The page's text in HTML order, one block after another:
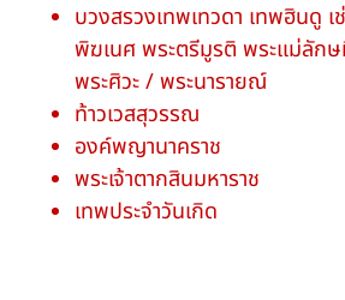
บวงสรวงเทพเทวดา เทพฮินดู
พิฆเนศ พระตรีมูรติ พระแม่ลักษ
พระศิวะ / พระนารายณ์
ท้าวเวสสุวรรณ
องค์พญานาคราช
พระเจ้าตากสินมหาราช
เทพประจำวันเกิด